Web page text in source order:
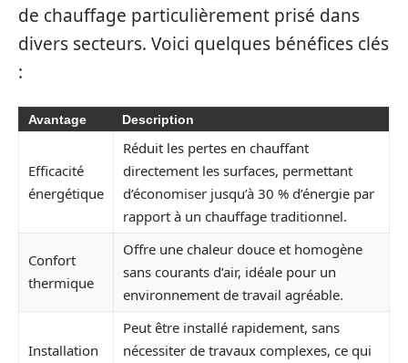
de chauffage particulièrement prisé dans
divers secteurs. Voici quelques bénéfices clés
:
Avantage Description
Efficacité
énergétique
Réduit les pertes en chauffant
directement les surfaces, permettant
d’économiser jusqu’à 30 % d’énergie par
rapport à un chauffage traditionnel.
Confort
thermique
Offre une chaleur douce et homogène
sans courants d’air, idéale pour un
environnement de travail agréable.
Installation
Peut être installé rapidement, sans
nécessiter de travaux complexes, ce qui